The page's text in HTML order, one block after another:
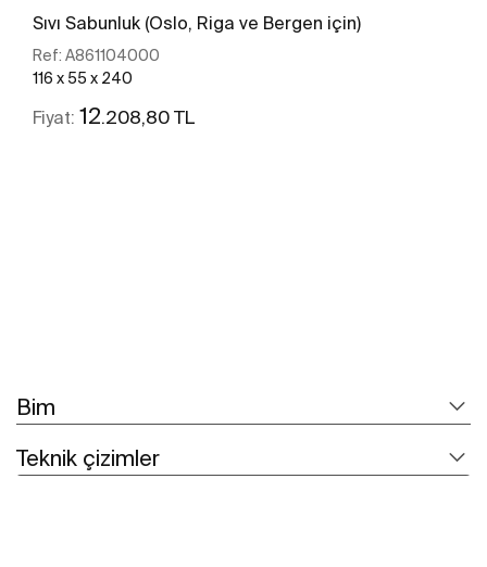
Sıvı Sabunluk (Oslo, Riga ve Bergen için)
Ref: A861104000
116 x 55 x 240
Fiyat: 12.208,80 TL
Bim
Teknik çizimler